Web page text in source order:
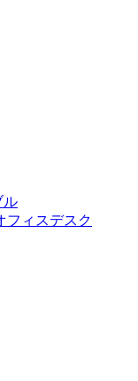
ル
フィスデスク